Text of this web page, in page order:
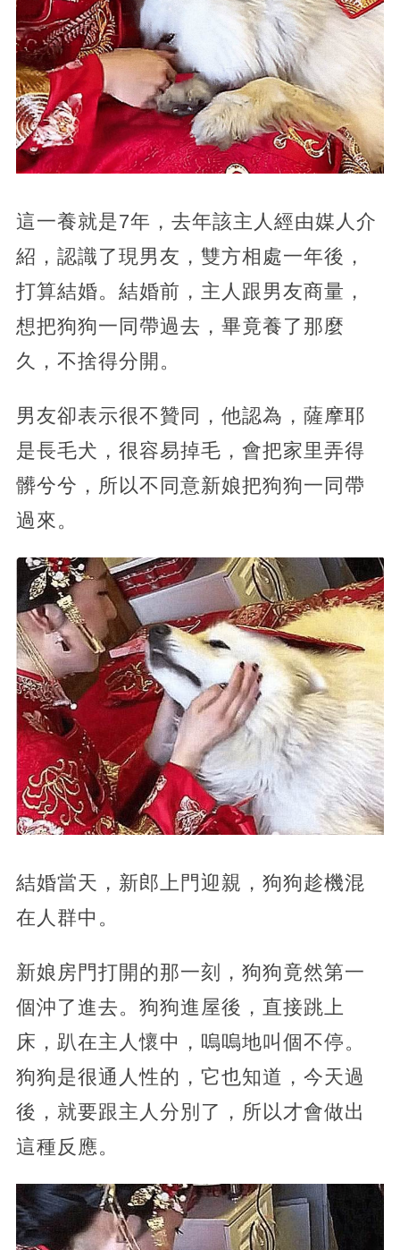
這一養就是7年，去年該主人經由媒人介
紹，認識了現男友，雙方相處一年後，
打算結婚。結婚前，主人跟男友商量，
想把狗狗一同帶過去，畢竟養了那麼
久，不捨得分開。
男友卻表示很不贊同，他認為，薩摩耶
是長毛犬，很容易掉毛，會把家里弄得
髒兮兮，所以不同意新娘把狗狗一同帶
過來。
結婚當天，新郎上門迎親，狗狗趁機混
在人群中。
新娘房門打開的那一刻，狗狗竟然第一
個沖了進去。狗狗進屋後，直接跳上
床，趴在主人懷中，嗚嗚地叫個不停。
狗狗是很通人性的，它也知道，今天過
後，就要跟主人分別了，所以才會做出
這種反應。